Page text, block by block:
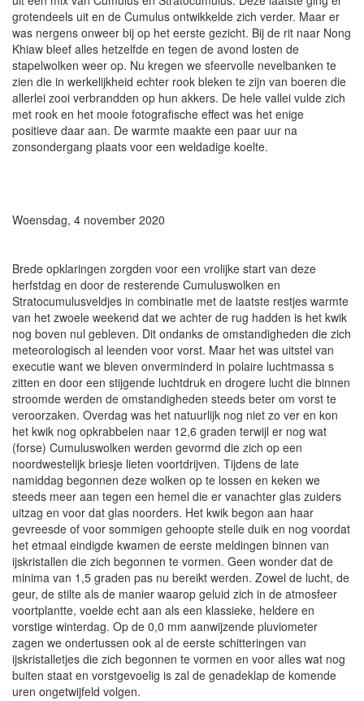
grotendeels uit en de Cumulus ontwikkelde zich verder. Maar er
was nergens onweer bij op het eerste gezicht. Bij de rit naar Nong
Khiaw bleef alles hetzelfde en tegen de avond losten de
stapelwolken weer op. Nu kregen we sfeervolle nevelbanken te
zien die in werkelijkheid echter rook bleken te zijn van boeren die
allerlei zooi verbrandden op hun akkers. De hele vallei vulde zich
met rook en het mooie fotografische effect was het enige
positieve daar aan. De warmte maakte een paar uur na
zonsondergang plaats voor een weldadige koelte.
Woensdag, 4 november 2020
Brede opklaringen zorgden voor een vrolijke start van deze
herfstdag en door de resterende Cumuluswolken en
Stratocumulusveldjes in combinatie met de laatste restjes warmte
van het zwoele weekend dat we achter de rug hadden is het kwik
nog boven nul gebleven. Dit ondanks de omstandigheden die zich
meteorologisch al leenden voor vorst. Maar het was uitstel van
executie want we bleven onverminderd in polaire luchtmassa s
zitten en door een stijgende luchtdruk en drogere lucht die binnen
stroomde werden de omstandigheden steeds beter om vorst te
veroorzaken. Overdag was het natuurlijk nog niet zo ver en kon
het kwik nog opkrabbelen naar 12,6 graden terwijl er nog wat
(forse) Cumuluswolken werden gevormd die zich op een
noordwestelijk briesje lieten voortdrijven. Tijdens de late
namiddag begonnen deze wolken op te lossen en keken we
steeds meer aan tegen een hemel die er vanachter glas zuiders
uitzag en voor dat glas noorders. Het kwik begon aan haar
gevreesde of voor sommigen gehoopte steile duik en nog voordat
het etmaal eindigde kwamen de eerste meldingen binnen van
ijskristallen die zich begonnen te vormen. Geen wonder dat de
minima van 1,5 graden pas nu bereikt werden. Zowel de lucht, de
geur, de stilte als de manier waarop geluid zich in de atmosfeer
voortplantte, voelde echt aan als een klassieke, heldere en
vorstige winterdag. Op de 0,0 mm aanwijzende pluviometer
zagen we ondertussen ook al de eerste schitteringen van
ijskristalletjes die zich begonnen te vormen en voor alles wat nog
buiten staat en vorstgevoelig is zal de genadeklap de komende
uren ongetwijfeld volgen.